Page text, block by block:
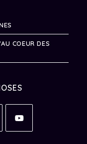
COEUR DES